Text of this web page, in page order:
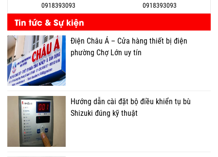
0918393093
0918393093
Tin tức & Sự kiện
Điện Châu Á – Cửa hàng thiết bị điện
phường Chợ Lớn uy tín
Hướng dẫn cài đặt bộ điều khiển tụ bù
Shizuki đúng kỹ thuật